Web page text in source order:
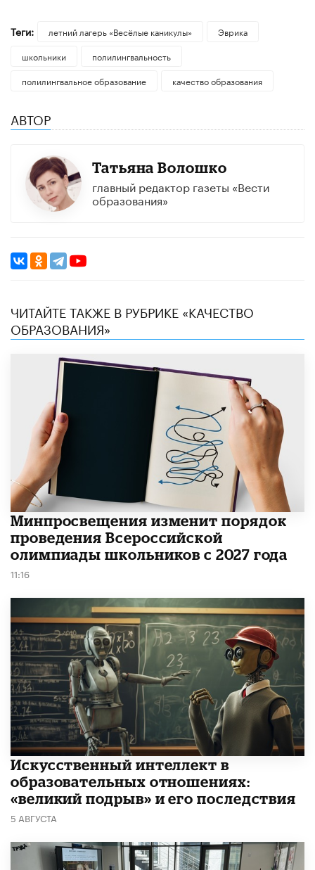
Теги: летний лагерь «Весёлые каникулы»
Эврика
школьники
полилингвальность
полилингвальное образование
качество образования
АВТОР
Татьяна Волошко
главный редактор газеты «Вести
образования»
ЧИТАЙТЕ ТАКЖЕ В РУБРИКЕ «КАЧЕСТВО
ОБРАЗОВАНИЯ»
Минпросвещения изменит порядок
проведения Всероссийской
олимпиады школьников с 2027 года
11:16
​Искусственный интеллект в
образовательных отношениях:
«великий подрыв» и его последствия
5 АВГУСТА